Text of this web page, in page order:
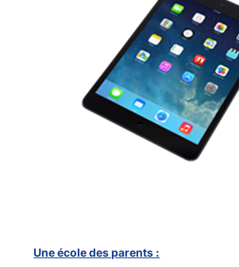
Une école des parents :